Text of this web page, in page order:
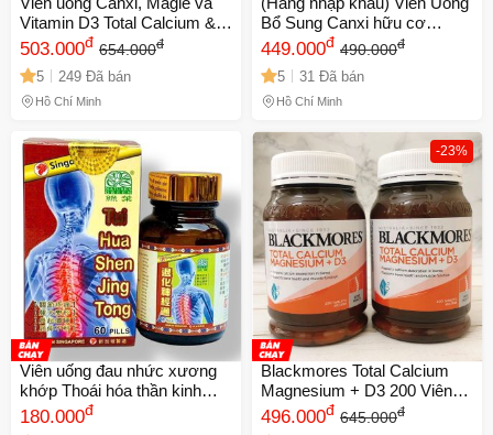
Vitamin D3 Total Calcium &
Magnesium + D3 Úc - Hỗ trợ
xương khớp, 200 viên
503.000đ 654.000đ
5 249 Đã bán
Hồ Chí Minh
Bổ Sung Canxi hữu cơ
Citrate + D3 Mason Natural
của Mỹ
449.000đ 490.000đ
5 31 Đã bán
Hồ Chí Minh
Viên uống đau nhức xương
khớp Thoái hóa thần kinh
thống Tui Hua Shen Jin Tong
- Hỗ Trợ Giảm Đau, Chống
180.000đ
-23%
Blackmores Total Calcium
Magnesium + D3 200 Viên
Chính Hãng – Canxi, Magie
& Vitamin D3
496.000đ 645.000đ